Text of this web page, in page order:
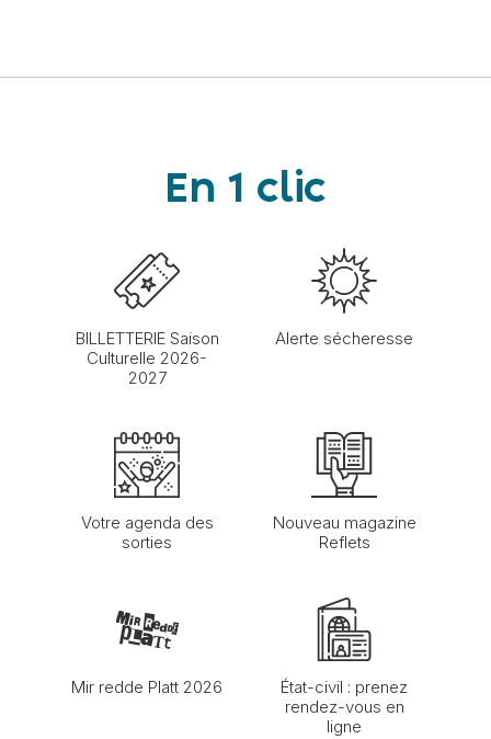
En 1 clic
BILLETTERIE Saison
Culturelle 2026-
2027
Alerte sécheresse
Votre agenda des
sorties
Nouveau magazine
Reflets
Mir redde Platt 2026
État-civil : prenez
rendez-vous en
ligne